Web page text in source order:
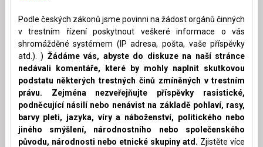
Podle českých zákonů jsme povinni na žádost orgánů činných
v trestním řízení poskytnout veškeré informace o vás
shromážděné systémem (IP adresa, pošta, vaše příspěvky
atd.). ) Žádáme vás, abyste do diskuze na naší stránce
nedávali komentáře, které by mohly naplnit skutkovou
podstatu některých trestných činů zmíněných v trestním
právu. Zejména nezveřejňujte příspěvky rasistické,
podněcující násilí nebo nenávist na základě pohlaví, rasy,
barvy pleti, jazyka, víry a náboženství, politického nebo
jiného smýšlení, národnostního nebo společenského
původu, národnosti nebo etnické skupiny atd. Zjistěte více